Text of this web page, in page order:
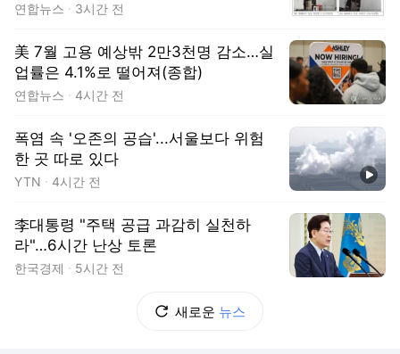
연합뉴스 3시간 전
美 7월 고용 예상밖 2만3천명 감소…실
업률은 4.1%로 떨어져(종합)
연합뉴스 4시간 전
폭염 속 '오존의 공습'...서울보다 위험
한 곳 따로 있다
YTN 4시간 전
李대통령 "주택 공급 과감히 실천하
라"…6시간 난상 토론
한국경제 5시간 전
새로운 뉴스